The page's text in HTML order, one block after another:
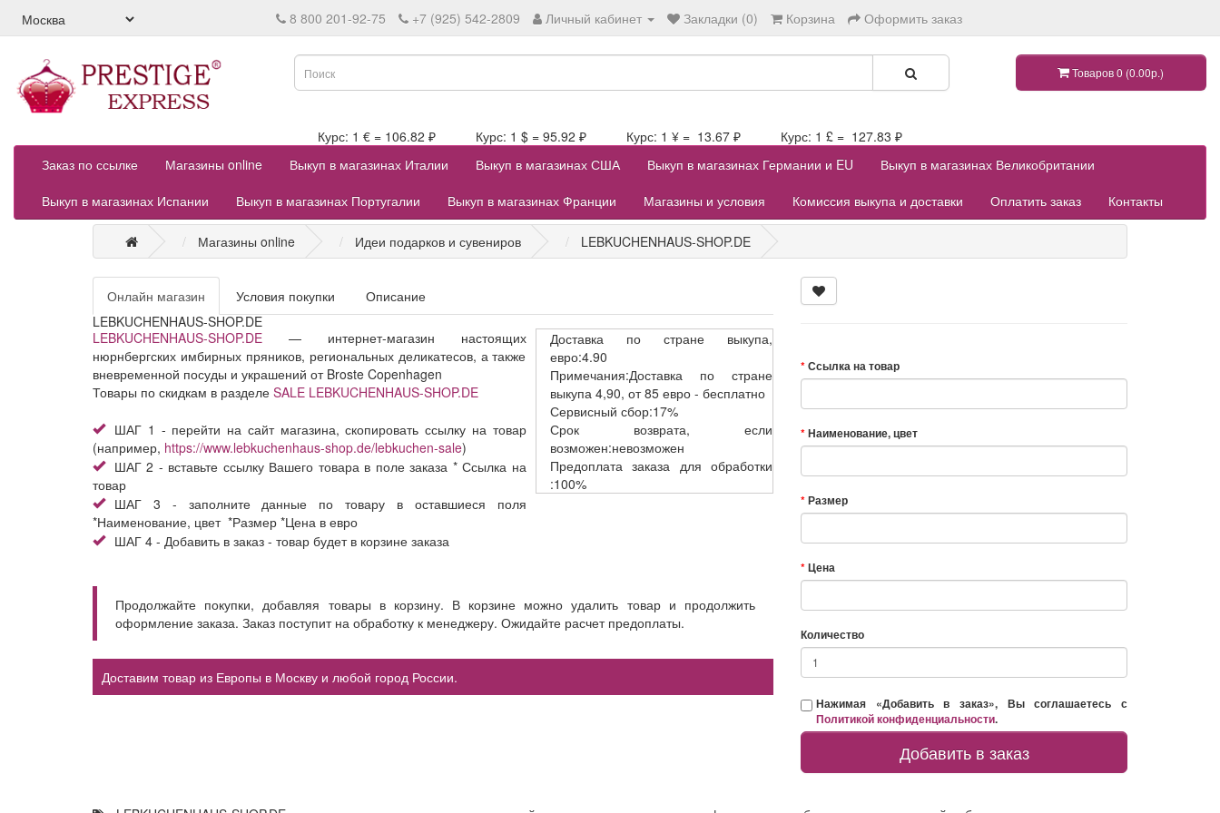
8 800 201-92-75 +7 (925) 542-2809 Личный кабинет Закладки (0) Корзина Оформить заказ
Товаров 0 (0.00р.)
Курс: 1 € = 106.82 ₽ Курс: 1 $ = 95.92 ₽ Курс: 1 ¥ = 13.67 ₽ Курс: 1 £ = 127.83 ₽
Заказ по ссылке
Магазины online Выкуп в магазинах Италии Выкуп в магазинах США Выкуп в магазинах Германии и EU
Выкуп в магазинах Великобритании
Выкуп в магазинах Испании
Выкуп в магазинах Португалии Выкуп в магазинах Франции Магазины и условия Комиссия выкупа и доставки Оплатить заказ Контакты
Магазины online Идеи подарков и сувениров LEBKUCHENHAUS-SHOP.DE
Онлайн магазин Условия покупки
Описание
LEBKUCHENHAUS-SHOP.DE
Доставка
по стране выкупа,
евро:4.90
Примечания:Доставка по стране
выкупа 4,90, от 85 евро - бесплатно
Сервисный сбор:17%
Срок возврата,
если
возможен:невозможен
Предоплата заказа
для обработки
:100%
LEBKUCHENHAUS-SHOP.DE — интернет-магазин настоящих
нюрнбергских имбирных пряников, региональных деликатесов, а также
вневременной посуды и украшений от Broste Copenhagen
Товары по скидкам в разделе SALE LEBKUCHENHAUS-SHOP.DE
ШАГ 1 - перейти на сайт магазина, скопировать ссылку на товар
(например, https://www.lebkuchenhaus-shop.de/lebkuchen-sale)
ШАГ 2 - вставьте ссылку Вашего товара в поле заказа * Ссылка на
товар
ШАГ 3 - заполните данные по товару в оставшиеся поля
*Наименование, цвет *Размер *Цена в евро
ШАГ 4 - Добавить в заказ - товар будет в корзине заказа
Продолжайте покупки, добавляя товары в корзину. В корзине можно удалить товар и продолжить
оформление заказа. Заказ поступит на обработку к менеджеру. Ожидайте расчет предоплаты.
Доставим товар из Европы в Москву и любой город России.
Ссылка на товар
Наименование, цвет
Размер
Цена
Количество
Нажимая «Добавить в заказ», Вы соглашаетесь с
Политикой конфиденциальности.
Добавить в заказ